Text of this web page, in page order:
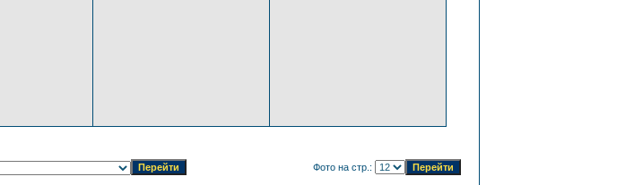
Фото на стр.: